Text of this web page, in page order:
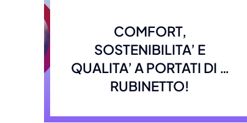
COMFORT,
SOSTENIBILITA’ E
QUALITA’ A PORTATI DI …
RUBINETTO!